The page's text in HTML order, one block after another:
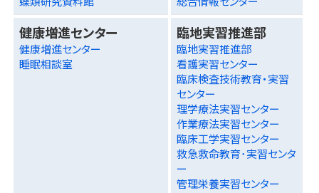
健康増進センター
健康増進センター
睡眠相談室
臨地実習推進部
臨地実習推進部
看護実習センター
臨床検査技術教育・実習
センター
理学療法実習センター
作業療法実習センター
臨床工学実習センター
救急救命教育･実習センタ
ー
管理栄養実習センター